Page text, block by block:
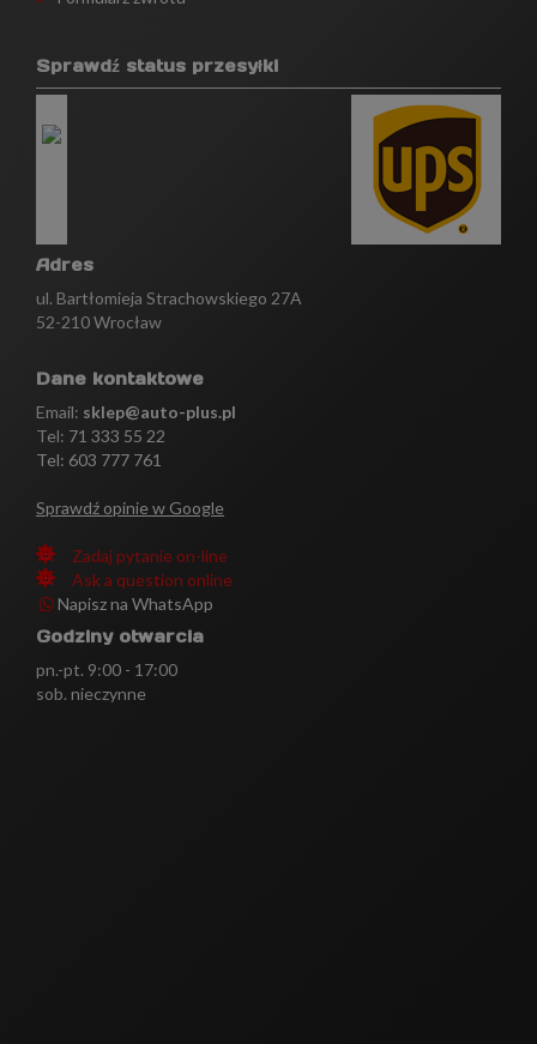
Sprawdź status przesyłki
Adres
ul. Bartłomieja Strachowskiego 27A
52-210 Wrocław
Dane kontaktowe
Email: sklep@auto-plus.pl
Tel: 71 333 55 22
Tel: 603 777 761
Sprawdź opinie w Google
Zadaj pytanie on-line
Ask a question online
Napisz na WhatsApp
Godziny otwarcia
pn.-pt. 9:00 - 17:00
sob. nieczynne